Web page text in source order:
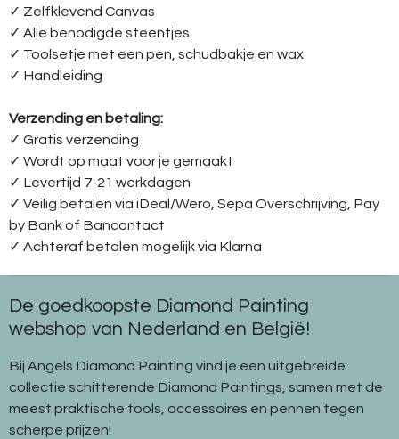
✓ Zelfklevend Canvas
✓ Alle benodigde steentjes
✓ Toolsetje met een pen, schudbakje en wax
✓ Handleiding
Verzending en betaling:
✓ Gratis verzending
✓ Wordt op maat voor je gemaakt
✓ Levertijd 7-21 werkdagen
✓ Veilig betalen via iDeal/Wero, Sepa Overschrijving, Pay
by Bank of Bancontact
✓ Achteraf betalen mogelijk via Klarna
De goedkoopste Diamond Painting
webshop van Nederland en België!
Bij Angels Diamond Painting vind je een uitgebreide
collectie schitterende Diamond Paintings, samen met de
meest praktische tools, accessoires en pennen tegen
scherpe prijzen!